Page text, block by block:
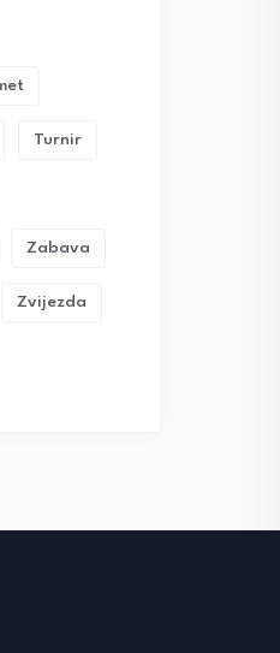
Turnir
Zabava
Zvijezda